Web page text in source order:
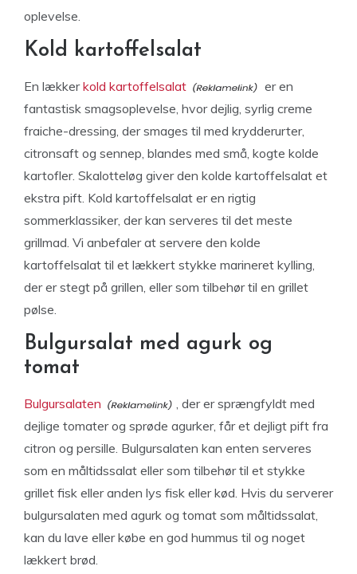
oplevelse.
Kold kartoffelsalat
En lækkerkold kartoffelsalat
er en
fantastisk smagsoplevelse, hvor dejlig, syrlig creme
fraiche-dressing, der smages til med krydderurter,
citronsaft og sennep, blandes med små, kogte kolde
kartofler. Skalotteløg giver den kolde kartoffelsalat et
ekstra pift. Kold kartoffelsalat er en rigtig
sommerklassiker, der kan serveres til det meste
grillmad. Vi anbefaler at servere den kolde
kartoffelsalat til et lækkert stykke marineret kylling,
der er stegt på grillen, eller som tilbehør til en grillet
pølse.
Bulgursalat med agurk og
tomat
Bulgursalaten
, der er sprængfyldt med
dejlige tomater og sprøde agurker, får et dejligt pift fra
citron og persille. Bulgursalaten kan enten serveres
som en måltidssalat eller som tilbehør til et stykke
grillet fisk eller anden lys fisk eller kød. Hvis du serverer
bulgursalaten med agurk og tomat som måltidssalat,
kan du lave eller købe en god hummus til og noget
lækkert brød.